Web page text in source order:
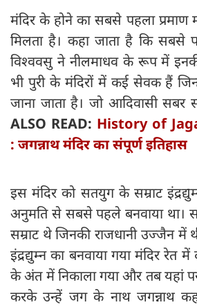
मंदिर के होने का सबसे पहला प्रमाण
मिलता है। कहा जाता है कि सबसे
विश्ववसु ने नीलमाधव के रूप में
भी पुरी के मंदिरों में कई सेवक हैं
जाना जाता है। जो आदिवासी सबर
ALSO READ: History of
: जगन्नाथ मंदिर का संपूर्ण इतिहास
इस मंदिर को सतयुग के सम्राट
अनुमति से सबसे पहले बनवाया था।
सम्राट थे जिनकी राजधानी उज्जैन में
इंद्रद्युम्न का बनवाया गया मंदिर रेत
के अंत में निकाला गया और तब यहां पर
करके उन्हें जग के नाथ जगन्नाथ